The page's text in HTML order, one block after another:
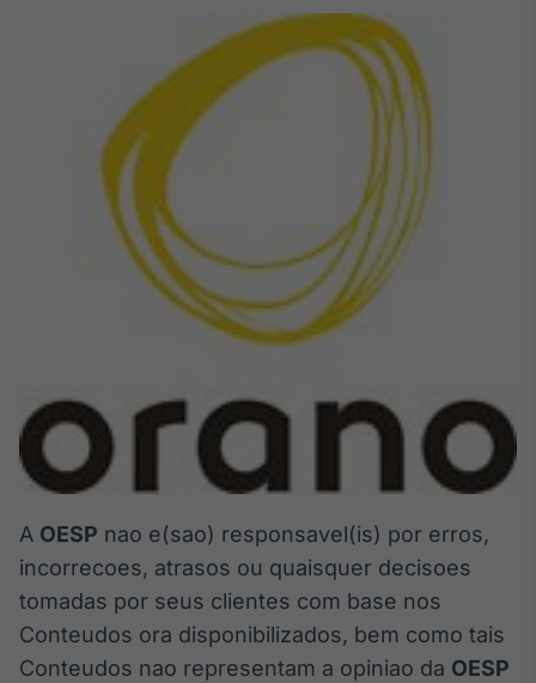
A OESP nao e(sao) responsavel(is) por erros,
incorrecoes, atrasos ou quaisquer decisoes
tomadas por seus clientes com base nos
Conteudos ora disponibilizados, bem como tais
Conteudos nao representam a opiniao da OESP